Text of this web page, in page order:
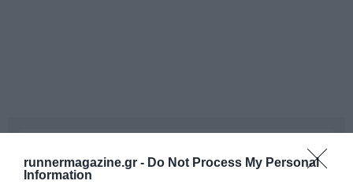
runnermagazine.gr - Do Not Process My Personal
Information